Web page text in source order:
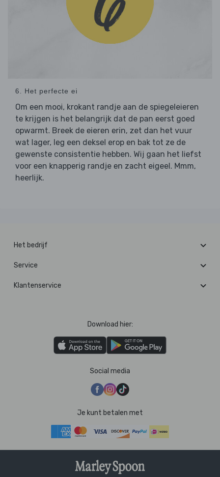
6. Het perfecte ei
Om een mooi, krokant randje aan de spiegeleieren
te krijgen is het belangrijk dat de pan eerst goed
opwarmt. Breek de eieren erin, zet dan het vuur
wat lager, leg een deksel erop en bak tot ze de
gewenste consistentie hebben. Wij gaan het liefst
voor een knapperig randje en zacht eigeel. Mmm,
heerlijk.
Het bedrijf
Service
Klantenservice
Download hier:
Social media
Je kunt betalen met